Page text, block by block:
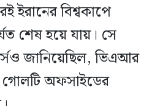
ইরানের বিশ্বকাপে
শেষ হয়ে যায়। সে
জানিয়েছিল, ভিএআর
গোলটি অফসাইডের